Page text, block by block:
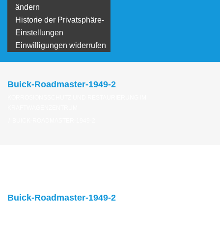
ändern
Historie der Privatsphäre-
Einstellungen
Einwilligungen widerrufen
Buick-Roadmaster-1949-2
Buick-Roadmaster-1949-2